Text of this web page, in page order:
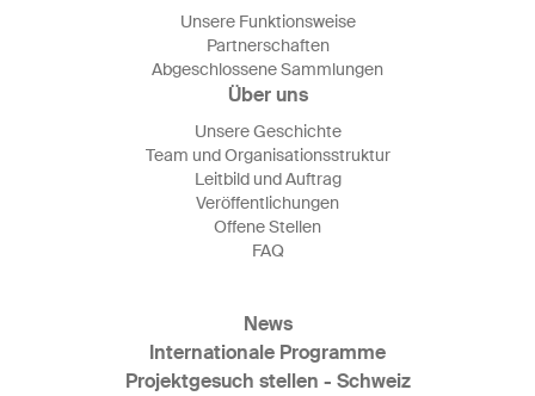
Unsere Funktionsweise
Partnerschaften
Abgeschlossene Sammlungen
Über uns
Unsere Geschichte
Team und Organisationsstruktur
Leitbild und Auftrag
Veröffentlichungen
Offene Stellen
FAQ
News
Internationale Programme
Projektgesuch stellen - Schweiz